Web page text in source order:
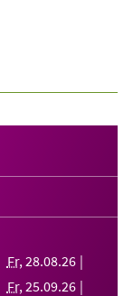
Fr, 28.08.26
Fr, 25.09.26